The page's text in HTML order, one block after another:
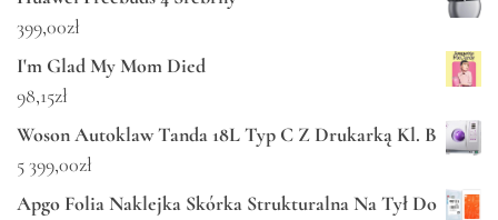
399,00zł
I'm Glad My Mom Died
98,15zł
Woson Autoklaw Tanda 18L Typ C Z Drukarką Kl. B
5 399,00zł
Apgo Folia Naklejka Skórka Strukturalna Na Tył Do